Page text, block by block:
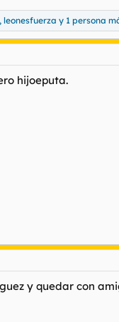
, leonesfuerza y 1 persona
hijoeputa.
y quedar con